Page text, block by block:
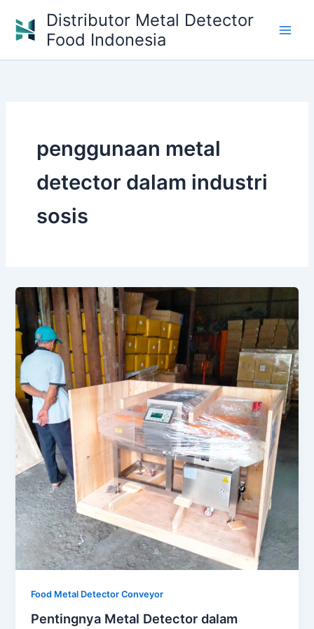
content
Distributor Metal Detector
Food Indonesia
penggunaan metal
detector dalam industri
sosis
Food Metal Detector Conveyor
Pentingnya Metal Detector dalam